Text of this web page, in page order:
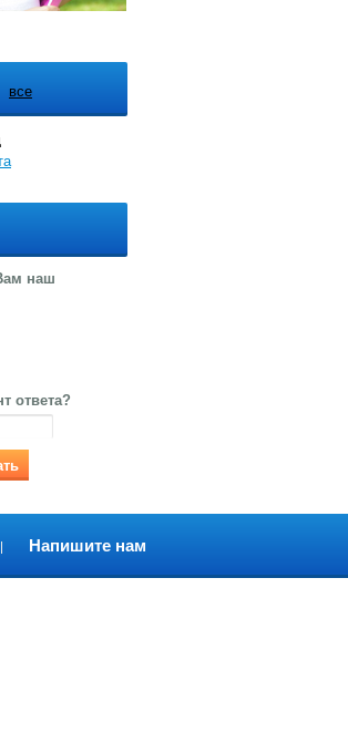
все
наш
ответа?
Напишите нам